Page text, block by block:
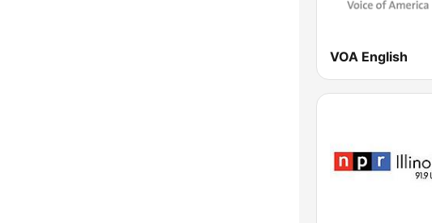
VOA English